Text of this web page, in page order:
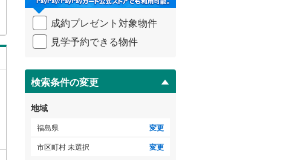
を
イ
ペ
ジ
に
保
存
す
る
成約プレゼント対象物件
見学予約できる物件
検索条件の変更
地域
福島県 変更
市区町村 未選択 変更